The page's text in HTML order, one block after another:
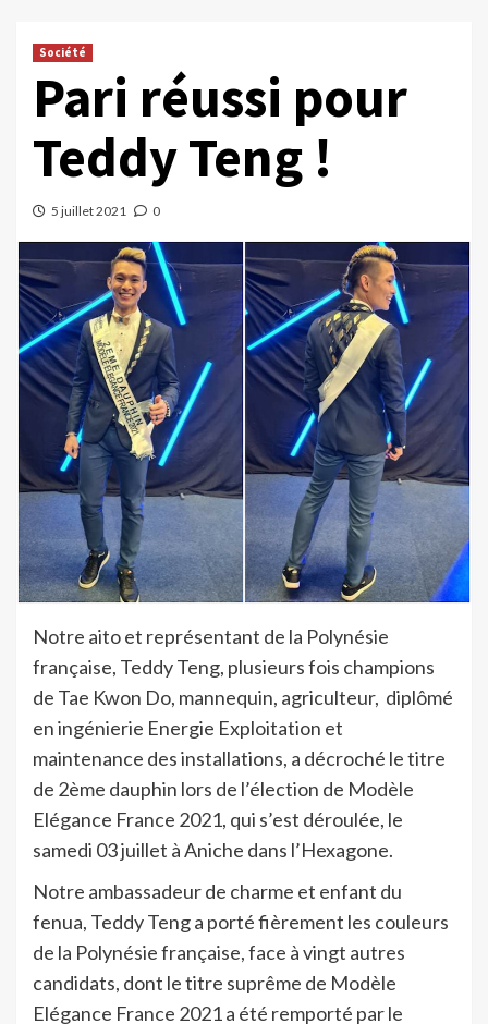
Société
Pari réussi pour
Teddy Teng !
5 juillet 2021 0
Notre aito et représentant de la Polynésie
française, Teddy Teng, plusieurs fois champions
de Tae Kwon Do, mannequin, agriculteur, diplômé
en ingénierie Energie Exploitation et
maintenance des installations, a décroché le titre
de 2ème dauphin lors de l’élection de Modèle
Elégance France 2021, qui s’est déroulée, le
samedi 03 juillet à Aniche dans l’Hexagone.
Notre ambassadeur de charme et enfant du
fenua, Teddy Teng a porté fièrement les couleurs
de la Polynésie française, face à vingt autres
candidats, dont le titre suprême de Modèle
Elégance France 2021 a été remporté par le